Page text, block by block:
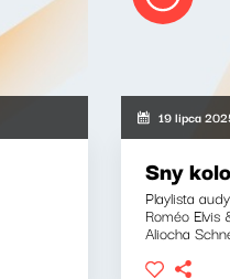
19 lipca
Sny
Playlista
Roméo
Aliocha